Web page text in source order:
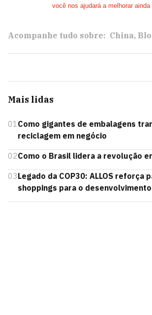
você nos ajudará a melhorar ainda
Acompanhe tudo sobre: China
Mais lidas
01Como gigantes de embalagens
reciclagem em negócio
02Como o Brasil lidera a revolução
03Legado da COP30: ALLOS reforça
shoppings para o